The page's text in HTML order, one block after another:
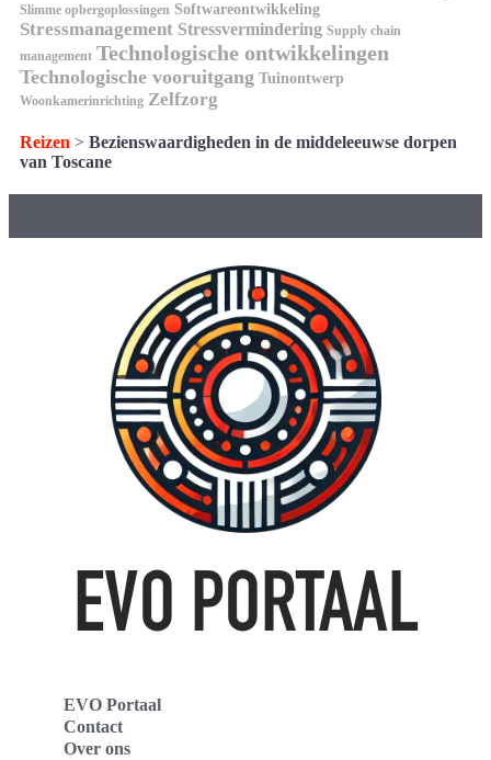
Slimme opbergoplossingen Softwareontwikkeling
Stressmanagement Stressvermindering Supply chain
management Technologische ontwikkelingen
Technologische vooruitgang Tuinontwerp
Woonkamerinrichting Zelfzorg
Reizen > Bezienswaardigheden in de middeleeuwse dorpen
van Toscane
EVO Portaal
Contact
Over ons